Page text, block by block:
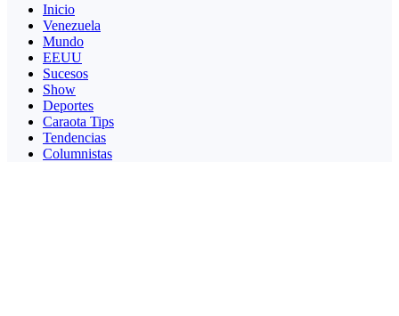
Inicio
Venezuela
Mundo
EEUU
Sucesos
Show
Deportes
Caraota Tips
Tendencias
Columnistas